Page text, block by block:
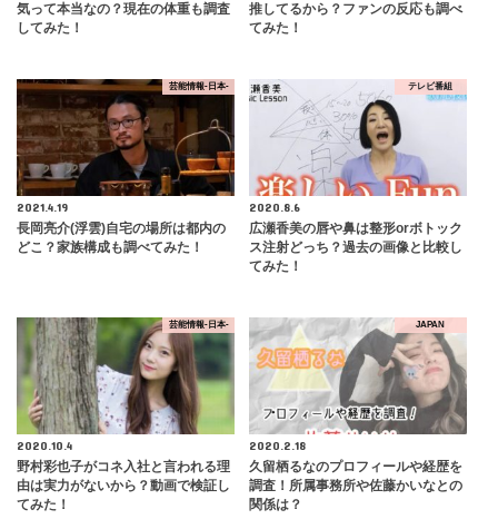
気って本当なの？現在の体重も調査
してみた！
推してるから？ファンの反応も調べ
てみた！
芸能情報-日本-
2021.4.19
長岡亮介(浮雲)自宅の場所は都内の
どこ？家族構成も調べてみた！
テレビ番組
2020.8.6
広瀬香美の唇や鼻は整形orボトック
ス注射どっち？過去の画像と比較し
てみた！
芸能情報-日本-
2020.10.4
野村彩也子がコネ入社と言われる理
由は実力がないから？動画で検証し
てみた！
JAPAN
2020.2.18
久留栖るなのプロフィールや経歴を
調査！所属事務所や佐藤かいなとの
関係は？